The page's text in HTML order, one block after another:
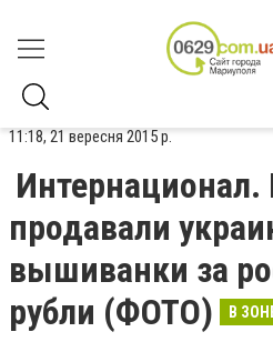
11:18, 21 вересня 2015 р.
продавали
вышиванки за
рубли (ФОТО)
В